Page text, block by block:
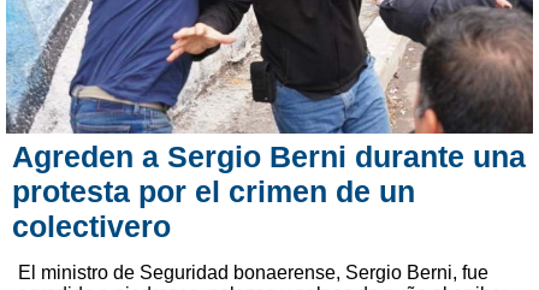
Agreden a Sergio Berni durante una
protesta por el crimen de un
colectivero
El ministro de Seguridad bonaerense, Sergio Berni, fue